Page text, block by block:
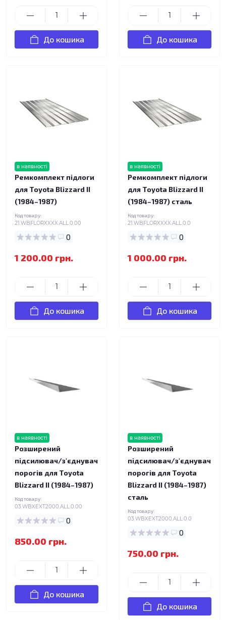
До кошика До кошика
в наявності
Ремкомплект підлоги
для Toyota Blizzard II
(1984–1987)
Код товару:
21.WBFLORXXXX.ALL.0.00
0
1 200.00 грн.
До кошика
в наявності
Ремкомплект підлоги
для Toyota Blizzard II
(1984–1987) сталь
Код товару:
21.WBFLORXXXX.ALL.0.0
0
1 000.00 грн.
До кошика
в наявності
Розширений
підсилювач/з'єднувач
порогів для Toyota
Blizzard II (1984–1987)
Код товару:
03.WBXEXT2000.ALL.0.00
0
850.00 грн.
До кошика
в наявності
Розширений
підсилювач/з'єднувач
порогів для Toyota
Blizzard II (1984–1987)
сталь
Код товару:
03.WBXEXT2000.ALL.0.0
0
750.00 грн.
До кошика